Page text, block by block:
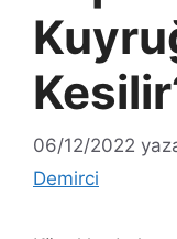
06/12/2022
Demirci